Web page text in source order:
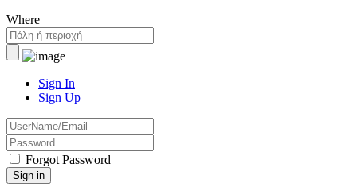
Where
Sign In
Sign Up
Forgot Password